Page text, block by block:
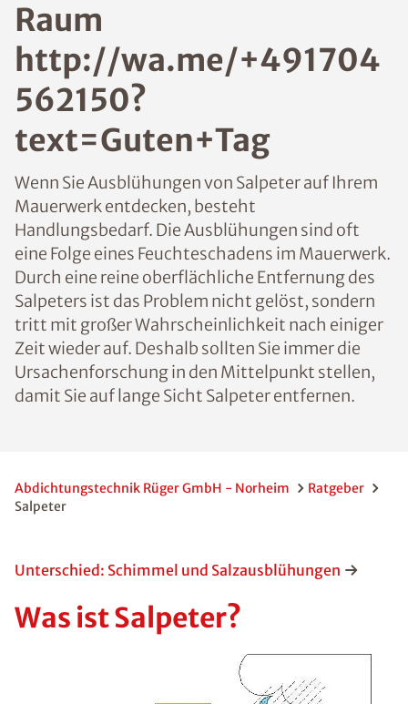
Raum
http://wa.me/+491704
562150?
text=Guten+Tag
Wenn Sie Ausblühungen von Salpeter auf Ihrem
Mauerwerk entdecken, besteht
Handlungsbedarf. Die Ausblühungen sind oft
eine Folge eines Feuchteschadens im Mauerwerk.
Durch eine reine oberflächliche Entfernung des
Salpeters ist das Problem nicht gelöst, sondern
tritt mit großer Wahrscheinlichkeit nach einiger
Zeit wieder auf. Deshalb sollten Sie immer die
Ursachenforschung in den Mittelpunkt stellen,
damit Sie auf lange Sicht Salpeter entfernen.
Abdichtungstechnik Rüger GmbH - Norheim
Ratgeber
Salpeter
Unterschied: Schimmel und Salzausblühungen
Was ist Salpeter?